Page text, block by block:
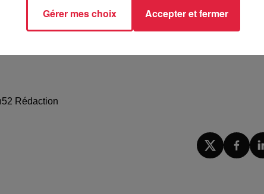
pic.twitter.com/NcHIpCdqqh
Rédaction
Gérer mes choix Accepter et fermer